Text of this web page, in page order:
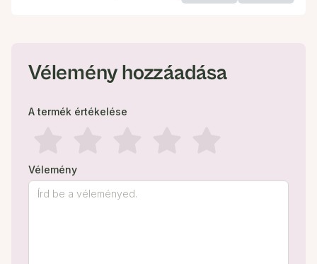
Vélemény hozzáadása
A termék értékelése
Vélemény